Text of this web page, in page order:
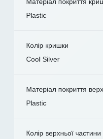
Plastic
Колір кришки
Cool Silver
Матеріал покриття
Plastic
Колір верхньої